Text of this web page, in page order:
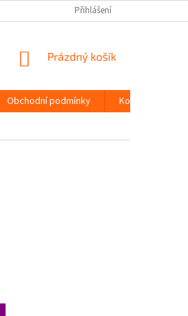
Přihlášení
NÁKUPNÍ
Prázdný košík
Obchodní podmínky
Kontakty